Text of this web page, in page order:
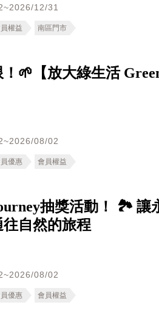
12/31
權益 南區門市
🌱【放大綠生活
08/02
優惠 會員權益
抽獎活動！ 🏞️ 讓
自然的旅程
08/02
優惠 會員權益